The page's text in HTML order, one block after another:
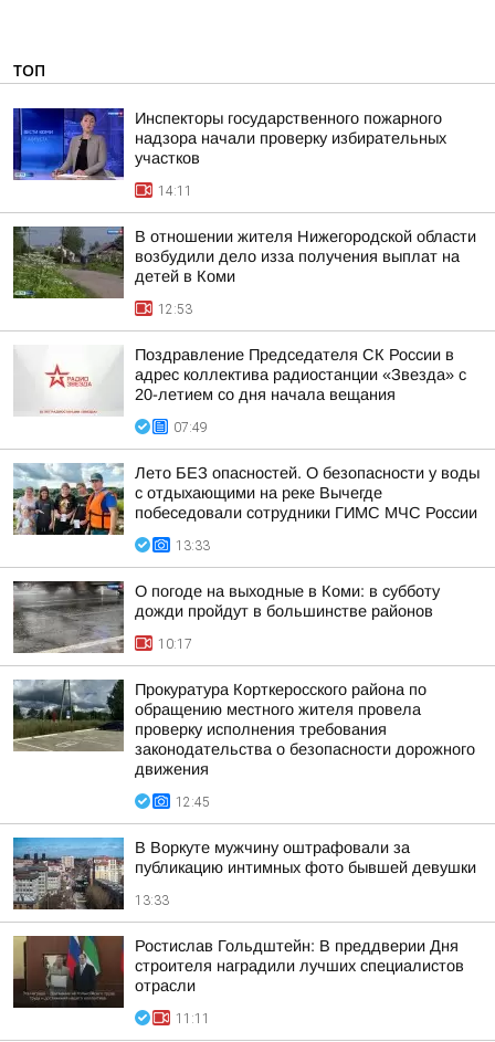
ТОП
Инспекторы государственного пожарного
надзора начали проверку избирательных
участков
14:11
В отношении жителя Нижегородской области
возбудили дело изза получения выплат на
детей в Коми
12:53
Поздравление Председателя СК России в
адрес коллектива радиостанции «Звезда» с
20-летием со дня начала вещания
07:49
Лето БЕЗ опасностей. О безопасности у воды
с отдыхающими на реке Вычегде
побеседовали сотрудники ГИМС МЧС России
13:33
О погоде на выходные в Коми: в субботу
дожди пройдут в большинстве районов
10:17
Прокуратура Корткеросского района по
обращению местного жителя провела
проверку исполнения требования
законодательства о безопасности дорожного
движения
12:45
В Воркуте мужчину оштрафовали за
публикацию интимных фото бывшей девушки
13:33
Ростислав Гольдштейн: В преддверии Дня
строителя наградили лучших специалистов
отрасли
11:11